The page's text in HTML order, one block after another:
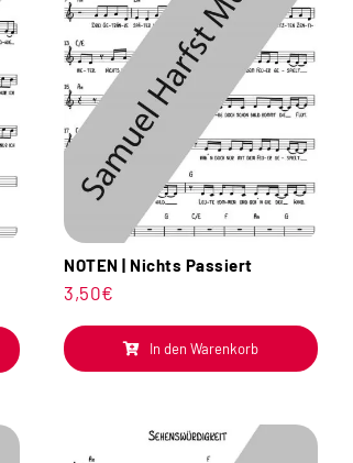
NOTEN | Nichts Passiert
3,50€
In den Warenkorb